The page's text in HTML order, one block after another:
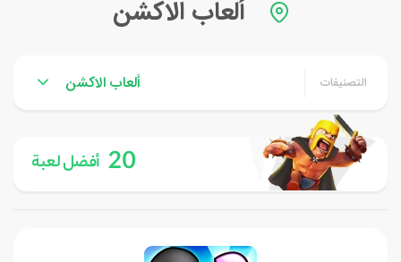
ألعاب الاكشن
التصنيفات ألعاب الاكشن
20 أفضل لعبة